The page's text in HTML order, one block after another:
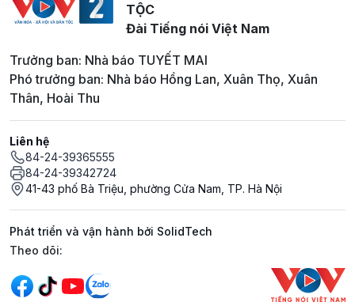
TỘC
Đài Tiếng nói Việt Nam
Trưởng ban: Nhà báo TUYẾT MAI
Phó trưởng ban: Nhà báo Hồng Lan, Xuân Thọ, Xuân
Thân, Hoài Thu
Liên hệ
84-24-39365555
84-24-39342724
41-43 phố Bà Triệu, phường Cửa Nam, TP. Hà Nội
Phát triển và vận hành bởi SolidTech
Mạng xã hội
Theo dõi: